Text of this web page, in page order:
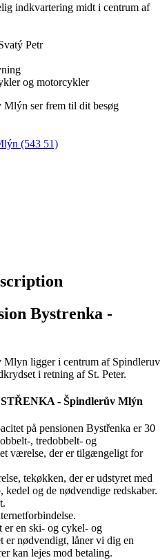
indkvartering midt i centrum af
Petr
og motorcykler
Mlýn ser frem til dit besøg
(543 51)
Bystrenka -
Mlyn ligger i centrum af Spindleruv
i retning af St. Peter.
- Špindlerův Mlýn
på pensionen Bystřenka er 30
, tredobbelt- og
værelse, der er tilgængeligt for
tekøkken, der er udstyret med
og de nødvendige redskaber.
er en ski- og cykel- og
er nødvendigt, låner vi dig en
kan lejes mod betaling.